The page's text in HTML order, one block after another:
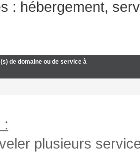
: hébergement,
de domaine ou de service à
:
plusieurs